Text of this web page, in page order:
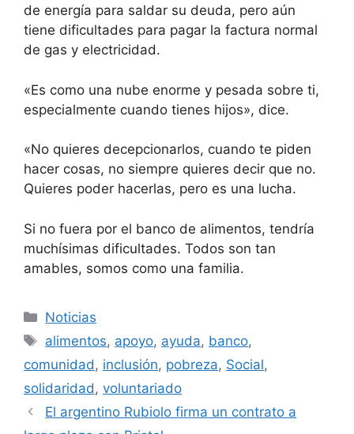
de energía para saldar su deuda, pero aún
tiene dificultades para pagar la factura normal
de gas y electricidad.
«Es como una nube enorme y pesada sobre ti,
especialmente cuando tienes hijos», dice.
«No quieres decepcionarlos, cuando te piden
hacer cosas, no siempre quieres decir que no.
Quieres poder hacerlas, pero es una lucha.
Si no fuera por el banco de alimentos, tendría
muchísimas dificultades. Todos son tan
amables, somos como una familia.
Categorías
Noticias
Etiquetas
alimentos, apoyo, ayuda, banco,
comunidad , inclusión, pobreza, Social,
solidaridad , voluntariado
El argentino Rubiolo firma un contrato a